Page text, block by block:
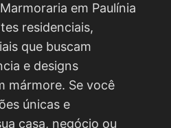
em Paulínia
residenciais,
que buscam
e designs
mármore. Se você
únicas e
casa, negócio ou